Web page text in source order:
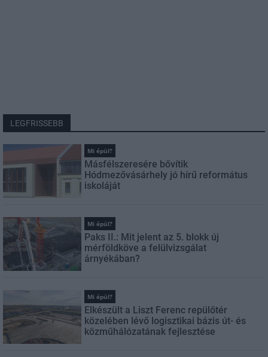
LEGFRISSEBB
Mi épül?
Másfélszeresére bővítik
Hódmezővásárhely jó hírű református
iskoláját
Mi épül?
Paks II.: Mit jelent az 5. blokk új
mérföldköve a felülvizsgálat
árnyékában?
Mi épül?
Elkészült a Liszt Ferenc repülőtér
közelében lévő logisztikai bázis út- és
közműhálózatának fejlesztése